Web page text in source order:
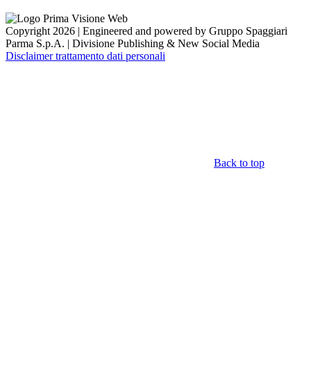
Copyright 2026 | Engineered and powered by Gruppo Spaggiari
Parma S.p.A. | Divisione Publishing & New Social Media
Disclaimer trattamento dati personali
Back to top